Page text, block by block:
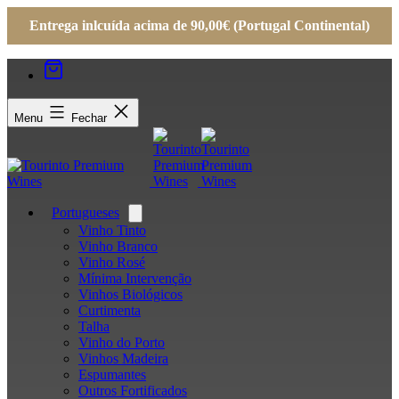
Entrega inlcuída acima de 90,00€ (Portugal Continental)
Menu Fechar
Portugueses
menu
Vinho Tinto
Vinho Branco
Vinho Rosé
Mínima Intervenção
Vinhos Biológicos
Curtimenta
Talha
Vinho do Porto
Vinhos Madeira
Espumantes
Outros Fortificados